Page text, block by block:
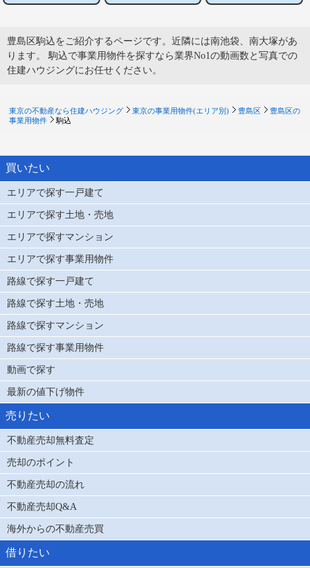
豊島区駒込をご紹介するページです。近隣には南池袋、南大塚があ
ります。 駒込で事業用物件を探すなら業界No1の動画数と写真での
住建ハウジングにお任せください。
東京の不動産なら住建ハウジング 東京の事業用物件(エリア別) 豊島区
豊島区の
事業用物件
駒込
買いたい
エリアで探す一戸建て
エリアで探す土地・売地
エリアで探すマンション
エリアで探す事業用物件
路線で探す一戸建て
路線で探す土地・売地
路線で探すマンション
路線で探す事業用物件
動画で探す
最新の値下げ物件
売りたい
不動産売却無料査定
売却のポイント
不動産売却の流れ
不動産売却Q&A
海外からの不動産売買
借りたい